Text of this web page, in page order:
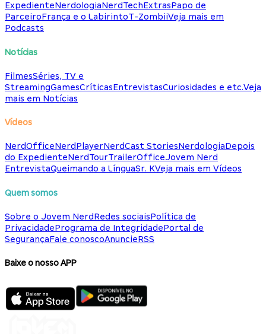
ExpedienteNerdologiaNerdTechExtrasPapo de
ParceiroFrança e o LabirintoT-ZombiiVeja mais em
Podcasts
Notícias
FilmesSéries, TV e
StreamingGamesCríticasEntrevistasCuriosidades e etc.Veja
mais em Notícias
Vídeos
NerdOfficeNerdPlayerNerdCast StoriesNerdologiaDepois
do ExpedienteNerdTourTrailerOfficeJovem Nerd
EntrevistaQueimando a LínguaSr. KVeja mais em Vídeos
Quem somos
Sobre o Jovem NerdRedes sociaisPolítica de
PrivacidadePrograma de IntegridadePortal de
SegurançaFale conoscoAnuncieRSS
Baixe o nosso APP